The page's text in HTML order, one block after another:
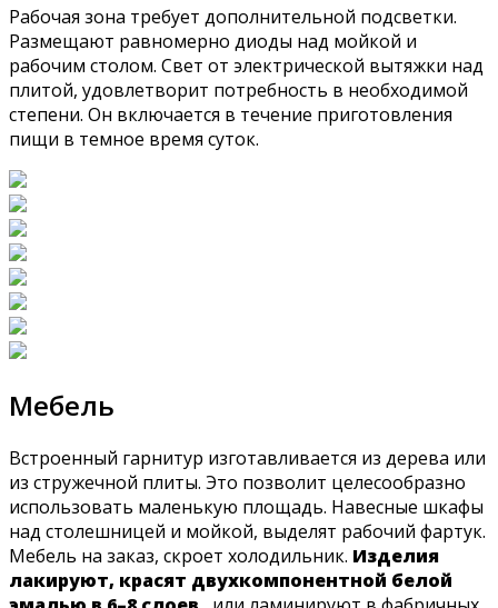
Рабочая зона требует дополнительной подсветки.
Размещают равномерно диоды над мойкой и
рабочим столом. Свет от электрической вытяжки над
плитой, удовлетворит потребность в необходимой
степени. Он включается в течение приготовления
пищи в темное время суток.
Мебель
Встроенный гарнитур изготавливается из дерева или
из стружечной плиты. Это позволит целесообразно
использовать маленькую площадь. Навесные шкафы
над столешницей и мойкой, выделят рабочий фартук.
Мебель на заказ, скроет холодильник. Изделия
лакируют, красят двухкомпонентной белой